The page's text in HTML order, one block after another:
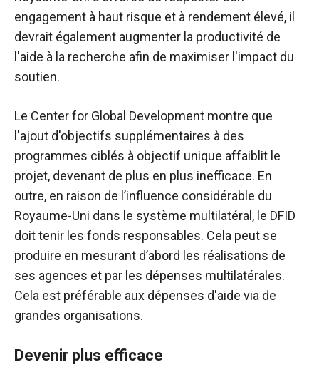
engagement à haut risque et à rendement élevé, il
devrait également augmenter la productivité de
l'aide à la recherche afin de maximiser l'impact du
soutien.
Le Center for Global Development montre que
l'ajout d'objectifs supplémentaires à des
programmes ciblés à objectif unique affaiblit le
projet, devenant de plus en plus inefficace. En
outre, en raison de l’influence considérable du
Royaume-Uni dans le système multilatéral, le DFID
doit tenir les fonds responsables. Cela peut se
produire en mesurant d’abord les réalisations de
ses agences et par les dépenses multilatérales.
Cela est préférable aux dépenses d'aide via de
grandes organisations.
Devenir plus efficace